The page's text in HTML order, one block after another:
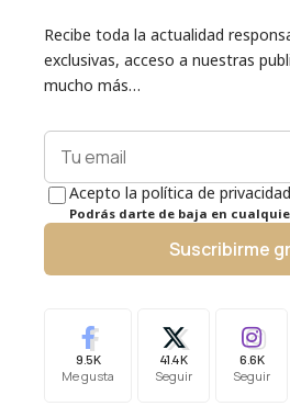
Recibe toda la actualidad
exclusivas, acceso a nuestras
mucho más…
Acepto la política de
Podrás darte de baja en
Suscribirme
9.5K
Me gusta
41.4K
Seguir
6.6K
Seguir